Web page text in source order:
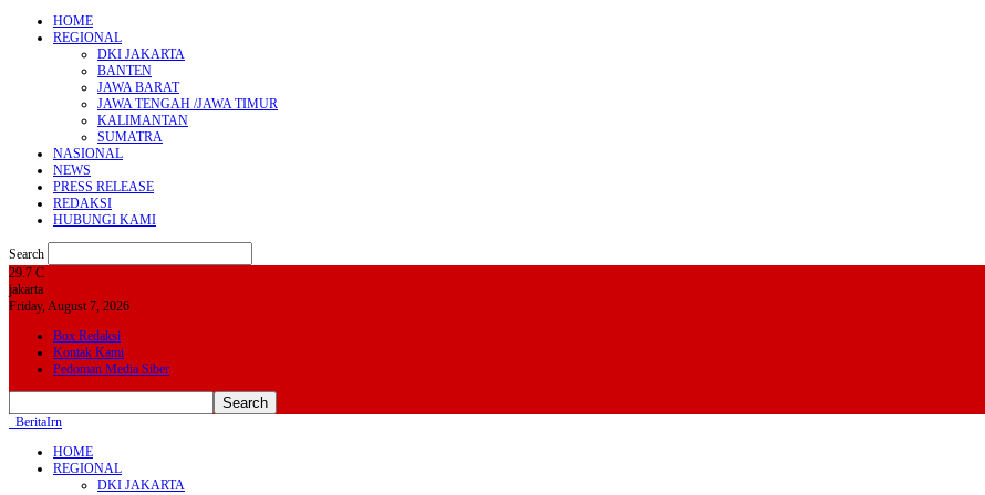
HOME
REGIONAL
DKI JAKARTA
BANTEN
JAWA BARAT
JAWA TENGAH /JAWA TIMUR
KALIMANTAN
SUMATRA
NASIONAL
NEWS
PRESS RELEASE
REDAKSI
HUBUNGI KAMI
Search
29.7 C
jakarta
Friday, August 7, 2026
Box Redaksi
Kontak Kami
Pedoman Media Siber
BeritaIrn
HOME
REGIONAL
DKI JAKARTA